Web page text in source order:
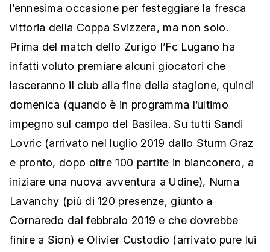
l’ennesima occasione per festeggiare la fresca
vittoria della Coppa Svizzera, ma non solo.
Prima del match dello Zurigo l’Fc Lugano ha
infatti voluto premiare alcuni giocatori che
lasceranno il club alla fine della stagione, quindi
domenica (quando è in programma l’ultimo
impegno sul campo del Basilea. Su tutti Sandi
Lovric (arrivato nel luglio 2019 dallo Sturm Graz
e pronto, dopo oltre 100 partite in bianconero, a
iniziare una nuova avventura a Udine), Numa
Lavanchy (più di 120 presenze, giunto a
Cornaredo dal febbraio 2019 e che dovrebbe
finire a Sion) e Olivier Custodio (arrivato pure lui